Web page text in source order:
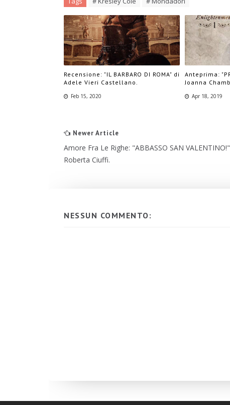
Recensione: "IL BARBARO DI ROMA" di
Adele Vieri Castellano.
Feb 15, 2020
Anteprima:
Joanna
Apr 18, 2019
Newer Article
Amore Fra Le Righe: "ABBASSO SAN
Roberta Ciuffi.
NESSUN COMMENTO: